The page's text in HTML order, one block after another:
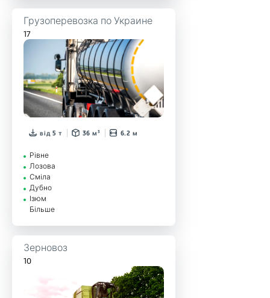
Грузоперевозка по Украине
17
від 5 т 36 м³ 6.2 м
Рівне
Лозова
Сміла
Дубно
Ізюм
Більше
Зерновоз
10